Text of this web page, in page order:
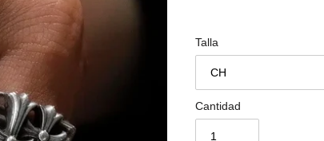
Talla
Cantidad